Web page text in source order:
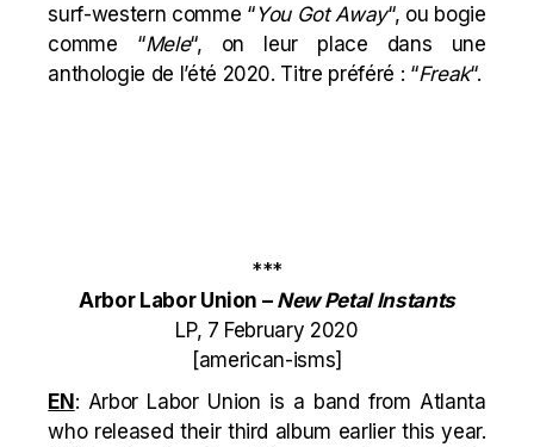
surf-western comme “You Got Away“, ou bogie
comme “Mele“, on leur place dans une
anthologie de l’été 2020. Titre préféré : “Freak“.
***
Arbor Labor Union – New Petal Instants
LP, 7 February 2020
[american-isms]
EN: Arbor Labor Union is a band from Atlanta
who released their third album earlier this year.